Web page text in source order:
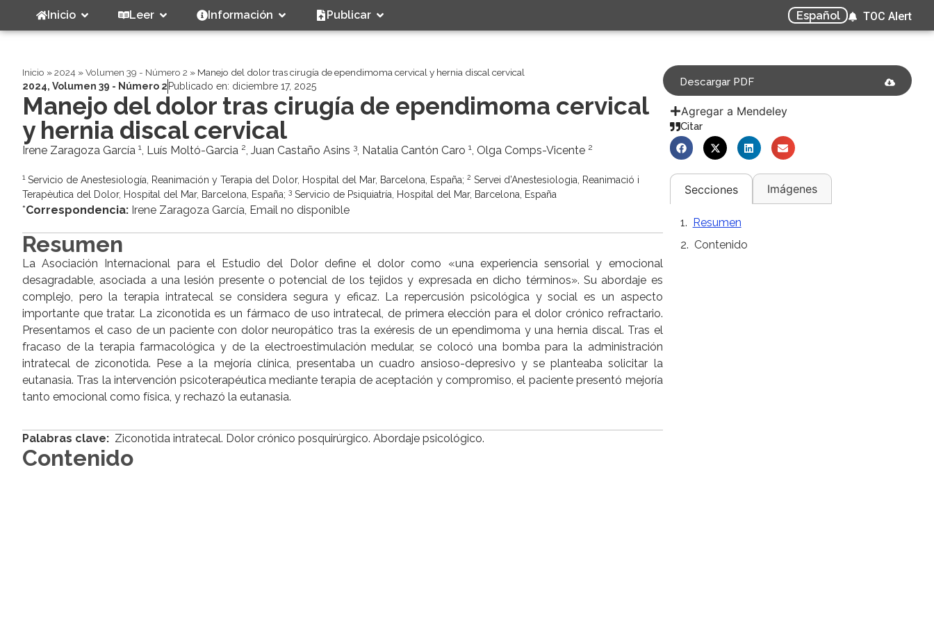
Inicio Leer Información Publicar Español TOC Alert
Inicio »2024 »Volumen 39 - Número 2 » Manejo del dolor tras cirugía de ependimoma cervical y hernia discal cervical
2024, Volumen 39 - Número 2 Publicado en: diciembre 17, 2025
Manejo del dolor tras cirugía de ependimoma cervical
y hernia discal cervical
Irene Zaragoza García 1, Luís Moltó-Garcia 2, Juan Castaño Asins 3, Natalia Cantón Caro 1, Olga Comps-Vicente 2
1Servicio de Anestesiología, Reanimación y Terapia del Dolor, Hospital del Mar, Barcelona, España; 2 Servei d’Anestesiologia, Reanimació i
Terapèutica del Dolor, Hospital del Mar, Barcelona, España; 3 Servicio de Psiquiatría, Hospital del Mar, Barcelona, España
*Correspondencia: Irene Zaragoza García, Email no disponible
Resumen
La Asociación Internacional para el Estudio del Dolor define el dolor como «una experiencia sensorial y emocional
desagradable, asociada a una lesión presente o potencial de los tejidos y expresada en dicho términos». Su abordaje es
complejo, pero la terapia intratecal se considera segura y eficaz. La repercusión psicológica y social es un aspecto
importante que tratar. La ziconotida es un fármaco de uso intratecal, de primera elección para el dolor crónico refractario.
Presentamos el caso de un paciente con dolor neuropático tras la exéresis de un ependimoma y una hernia discal. Tras el
fracaso de la terapia farmacológica y de la electroestimulación medular, se colocó una bomba para la administración
intratecal de ziconotida. Pese a la mejoría clínica, presentaba un cuadro ansioso-depresivo y se planteaba solicitar la
eutanasia. Tras la intervención psicoterapéutica mediante terapia de aceptación y compromiso, el paciente presentó mejoría
tanto emocional como física, y rechazó la eutanasia.
Palabras clave: Ziconotida intratecal. Dolor crónico posquirúrgico. Abordaje psicológico.
Contenido
Descargar PDF
Agregar a Mendeley
Citar
Secciones Imágenes
Resumen
Contenido